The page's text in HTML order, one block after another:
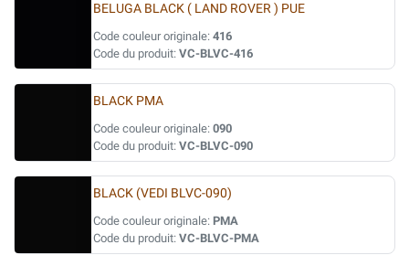
BELUGA BLACK ( LAND ROVER ) PUE
Code couleur originale: 416
Code du produit: VC-BLVC-416
BLACK PMA
Code couleur originale: 090
Code du produit: VC-BLVC-090
BLACK (VEDI BLVC-090)
Code couleur originale: PMA
Code du produit: VC-BLVC-PMA